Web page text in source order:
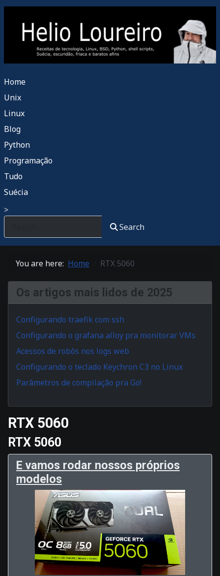
Home
Unix
Linux
Blog
Python
Programação
Tudo
Suécia
>
Search
You are here: Home RTX 5060
Os artigos mais lidos de 2025
Configurando traefik com ssh
Configurando o grafana alloy pra monitorar VMs
Acessos de robôs nos logs web
Configurando o teclado Keychron C3 no Linux
Parâmetros de compilação pra Go!
RTX 5060
RTX 5060
E vamos rodar nossos próprios
modelos